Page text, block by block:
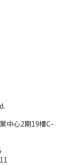
中心2期19樓C-